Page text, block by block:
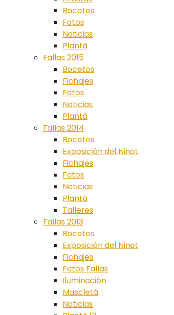
Bocetos
Fotos
Noticias
Plantà
Fallas 2015
Bocetos
Fichajes
Fotos
Noticias
Plantà
Fallas 2014
Bocetos
Exposición del Ninot
Fichajes
Fotos
Noticias
Plantà
Talleres
Fallas 2013
Bocetos
Exposición del Ninot
Fichajes
Fotos Fallas
Iluminación
Mascletà
Noticias